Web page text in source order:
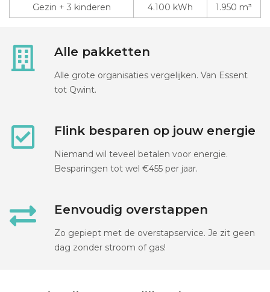
Gezin + 3 kinderen
4.100 kWh 1.950 m³
Alle pakketten
Alle grote organisaties vergelijken. Van Essent
tot Qwint.
Flink besparen op jouw energie
Niemand wil teveel betalen voor energie.
Besparingen tot wel €455 per jaar.
Eenvoudig overstappen
Zo gepiept met de overstapservice. Je zit geen
dag zonder stroom of gas!